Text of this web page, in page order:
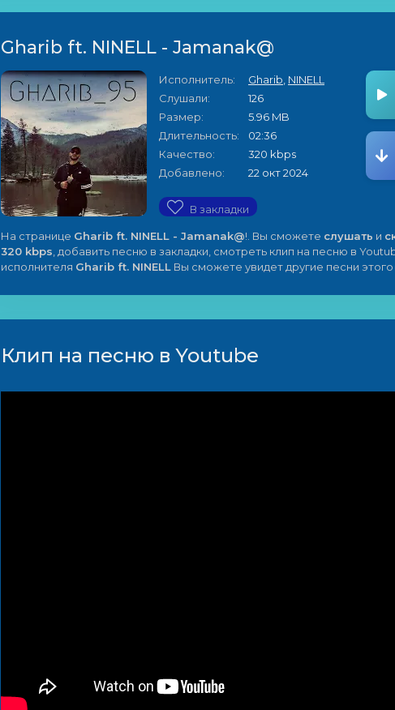
Gharib ft. NINELL - Jamanak@
Исполнитель: Gharib NINELL
Слушали:
126
Размер:
5.96 MB
Длительность:
02:36
Качество:
320 kbps
Добавлено:
22 окт 2024
В закладки
На странице Gharib ft. NINELL - Jamanak@!. Вы сможете слушать и
320 kbps , добавить песню в закладки, смотреть клип на песню в
исполнителя Gharib ft. NINELL Вы сможете увидет другие песни этого
Клип на песню в Youtube